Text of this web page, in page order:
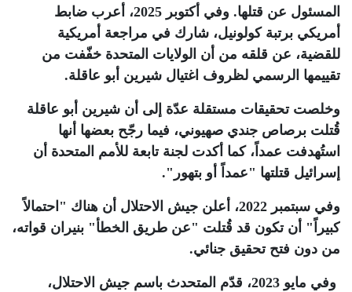
المسئول عن قتلها. وفي أكتوبر 2025، أعرب ضابط
أمريكي برتبة كولونيل، شارك في مراجعة أمريكية
للقضية، عن قلقه من أن الولايات المتحدة خفّفت من
تقييمها الرسمي لظروف اغتيال شيرين أبو عاقلة.
وخلصت تحقيقات مستقلة عدّة إلى أن شيرين أبو عاقلة
قُتلت برصاص جندي صهيوني، فيما رجّح بعضها أنها
استُهدفت عمداً، كما أكدت لجنة تابعة للأمم المتحدة أن
إسرائيل قتلتها "عمداً أو بتهور".
وفي سبتمبر 2022، أعلن جيش الاحتلال أن هناك "احتمالاً
كبيراً" أن تكون قد قُتلت "عن طريق الخطأ" بنيران قواته،
من دون فتح تحقيق جنائي.
وفي مايو 2023، قدّم المتحدث باسم جيش الاحتلال،